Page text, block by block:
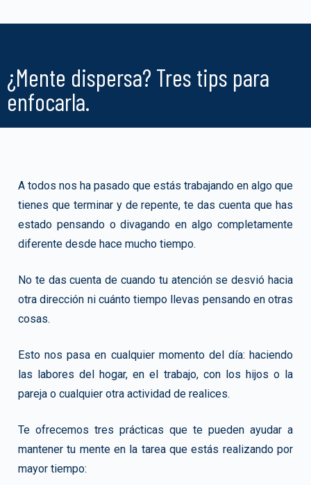
¿Mente dispersa? Tres tips para
enfocarla.
A todos nos ha pasado que estás trabajando en algo que
tienes que terminar y de repente, te das cuenta que has
estado pensando o divagando en algo completamente
diferente desde hace mucho tiempo.
No te das cuenta de cuando tu atención se desvió hacia
otra dirección ni cuánto tiempo llevas pensando en otras
cosas.
Esto nos pasa en cualquier momento del día: haciendo
las labores del hogar, en el trabajo, con los hijos o la
pareja o cualquier otra actividad de realices.
Te ofrecemos tres prácticas que te pueden ayudar a
mantener tu mente en la tarea que estás realizando por
mayor tiempo: